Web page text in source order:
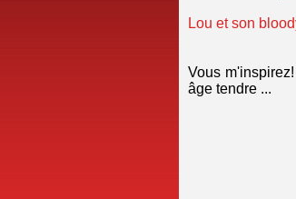
Lou et son
Vous
âge tendre ...